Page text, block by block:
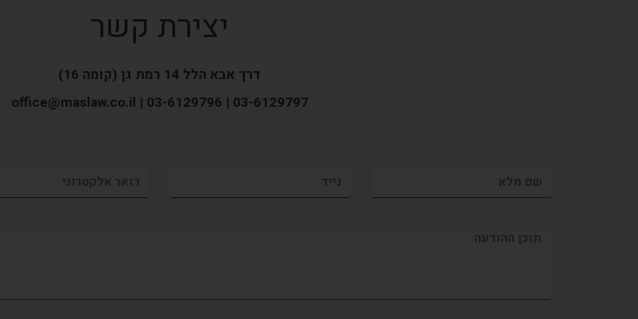
יצירת קשר
דרך אבא הלל 14 רמת גן (קומה 16)
office@maslaw.co.il | 03-6129796 | 03-6129797